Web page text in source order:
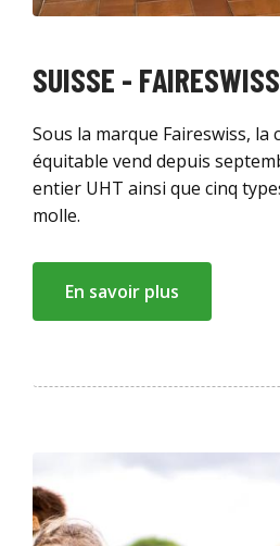
SUISSE - FAIRESWISS
Sous la marque Faireswiss, la
équitable vend depuis
entier UHT ainsi que cinq
molle.
En savoir plus